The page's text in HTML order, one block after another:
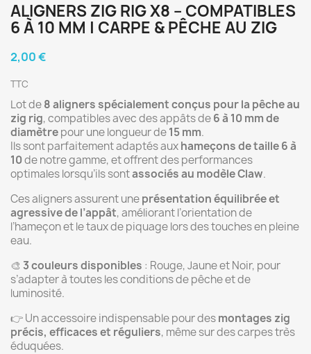
ALIGNERS ZIG RIG X8 – COMPATIBLES
6 À 10 MM | CARPE & PÊCHE AU ZIG
2,00 €
TTC
Lot de8 aligners spécialement conçus pour la pêche au
zig rig, compatibles avec des appâts de6 à 10 mm de
diamètrepour une longueur de15 mm.
Ils sont parfaitement adaptés auxhameçons de taille 6 à
10de notre gamme, et offrent des performances
optimales lorsqu’ils sontassociés au modèle Claw.
Ces aligners assurent uneprésentation équilibrée et
agressive de l’appât, améliorant l’orientation de
l’hameçon et le taux de piquage lors des touches en pleine
eau.
🎨 3 couleurs disponibles : Rouge, Jaune et Noir, pour
s’adapter à toutes les conditions de pêche et de
luminosité.
👉 Un accessoire indispensable pour desmontages zig
précis, efficaces et réguliers, même sur des carpes très
éduquées.